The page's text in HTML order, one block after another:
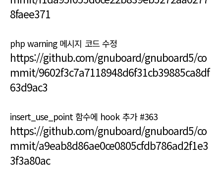
8faee371
php warning 메시지 코드 수정
https://github.com/gnuboard/gnuboard5/co
mmit/9602f3c7a7118948d6f31cb39885ca8df
63d9ac3
insert_use_point 함수에 hook 추가 #363
https://github.com/gnuboard/gnuboard5/co
mmit/a9eab8d86ae0ce0805cfdb786ad2f1e3
3f3a80ac